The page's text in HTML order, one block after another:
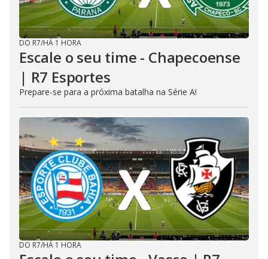
DO R7/HÁ 1 HORA
Escale o seu time - Chapecoense
| R7 Esportes
Prepare-se para a próxima batalha na Série A!
DO R7/HÁ 1 HORA